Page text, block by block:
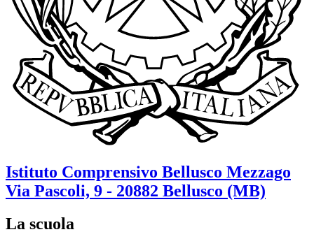
Istituto Comprensivo Bellusco Mezzago
Via Pascoli, 9 - 20882 Bellusco (MB)
La scuola